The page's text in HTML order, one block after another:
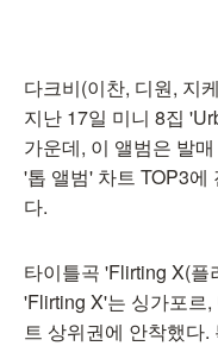
다크비(이찬, 디원, 지
지난 17일 미니 8집
가운데, 이 앨범은 발
'톱 앨범' 차트 TOP3에
다.
타이틀곡 'Flirting X(플
'Flirting X'는 싱가포르
트 상위권에 안착했다